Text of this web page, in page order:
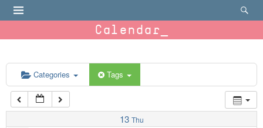
Calendar
Categories Tags
13 Thu
6:00 am
7:00 am